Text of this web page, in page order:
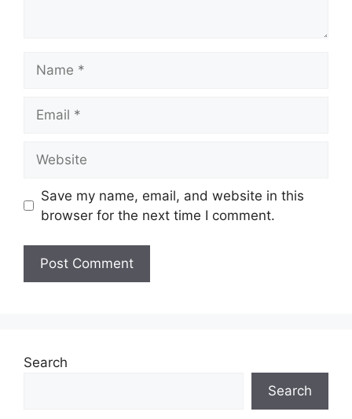
Save my name, email, and website in this
browser for the next time I comment.
Search
Search